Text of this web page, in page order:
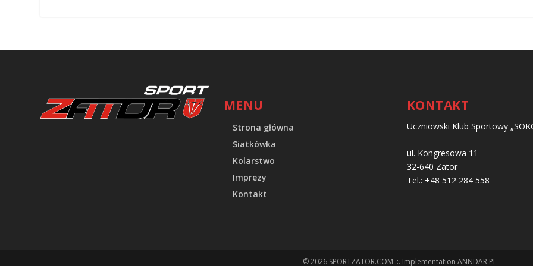
MENU
Strona główna
Siatkówka
Kolarstwo
Imprezy
Kontakt
KONTAKT
Uczniowski Klub Sportowy
ul. Kongresowa 11
32-640 Zator
Tel.: +48 512 284 558
© 2026 SPORTZATOR.COM .:. Implementation ANNDAR.PL